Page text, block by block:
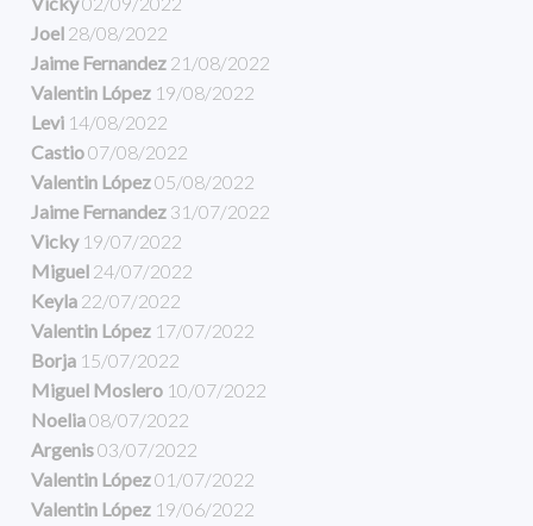
Joel 28/08/2022
Jaime Fernandez 21/08/2022
Valentin López 19/08/2022
Levi 14/08/2022
Castio07/08/2022
Valentin López05/08/2022
Jaime Fernandez 31/07/2022
Vicky19/07/2022
Miguel 24/07/2022
Keyla 22/07/2022
Valentin López 17/07/2022
Borja 15/07/2022
Miguel Moslero 10/07/2022
Noelia08/07/2022
Argenis03/07/2022
Valentin López01/07/2022
Valentin López 19/06/2022